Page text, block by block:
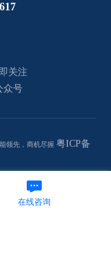
关注
众号
领先，商机尽握 粤ICP备
在线咨询